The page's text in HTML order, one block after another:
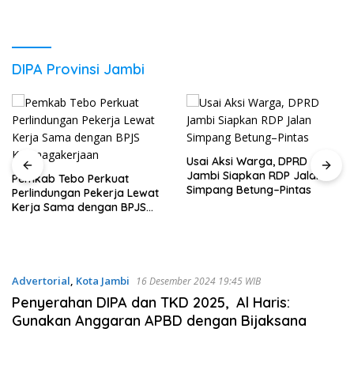
DIPA Provinsi Jambi
Pemkab Tebo Perkuat
Perlindungan Pekerja Lewat
Kerja Sama dengan BPJS
Usai Aksi Warga, DPRD
Jambi Siapkan RDP Jalan
Simpang Betung–Pintas
Advertorial, Kota Jambi 16 Desember 2024 19:45 WIB
Penyerahan DIPA dan TKD 2025, Al Haris:
Gunakan Anggaran APBD dengan Bijaksana